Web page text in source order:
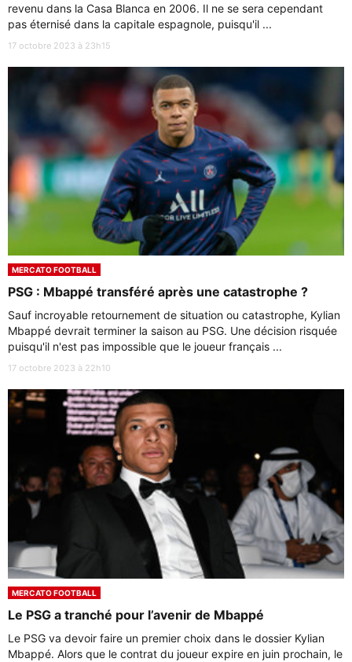
revenu dans la Casa Blanca en 2006. Il ne se sera cependant
pas éternisé dans la capitale espagnole, puisqu'il ...
17 octobre 2023 à 23h15
MERCATO FOOTBALL
PSG : Mbappé transféré après une catastrophe ?
Sauf incroyable retournement de situation ou catastrophe, Kylian
Mbappé devrait terminer la saison au PSG. Une décision risquée
puisqu'il n'est pas impossible que le joueur français ...
17 octobre 2023 à 22h10
MERCATO FOOTBALL
Le PSG a tranché pour l’avenir de Mbappé
Le PSG va devoir faire un premier choix dans le dossier Kylian
Mbappé. Alors que le contrat du joueur expire en juin prochain, le